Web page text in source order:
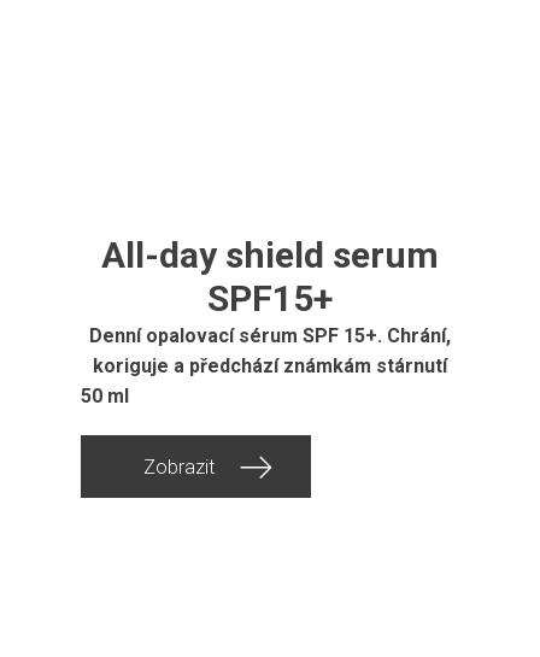
All-day shield serum
SPF15+
Denní opalovací sérum SPF 15+. Chrání,
koriguje a předchází známkám stárnutí
50 ml
Zobrazit